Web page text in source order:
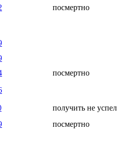
посмертно
посмертно
получить не успел
посмертно